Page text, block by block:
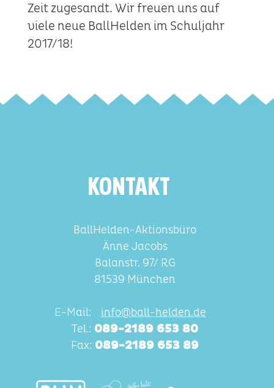
Zeit zugesandt. Wir freuen uns auf
viele neue BallHelden im Schuljahr
2017/18!
KONTAKT
BallHelden-Aktionsbüro
Änne Jacobs
Balanstr. 97/ RG
81539 München
E-Mail:
info@ball-helden.de
Tel.: 089-2189 653 80
Fax: 089-2189 653 89